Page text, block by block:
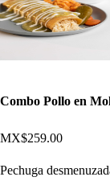
Combo Pollo en
MX$259.00
Pechuga